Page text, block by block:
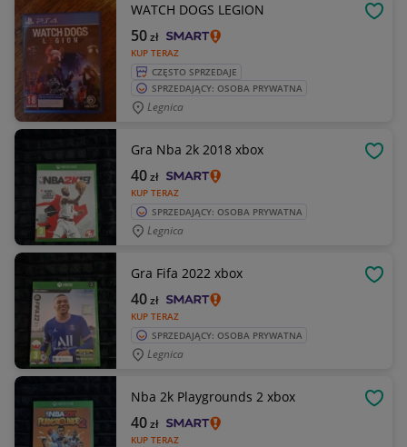
WATCH DOGS LEGION
KUP TERAZ
50zł
CZĘSTO SPRZEDAJE
SPRZEDAJĄCY: OSOBA PRYWATNA
Legnica
Gra Nba 2k 2018 xbox
KUP TERAZ
40zł
SPRZEDAJĄCY: OSOBA PRYWATNA
Legnica
Gra Fifa 2022 xbox
KUP TERAZ
40zł
SPRZEDAJĄCY: OSOBA PRYWATNA
Legnica
Nba 2k Playgrounds 2 xbox
KUP TERAZ
40zł